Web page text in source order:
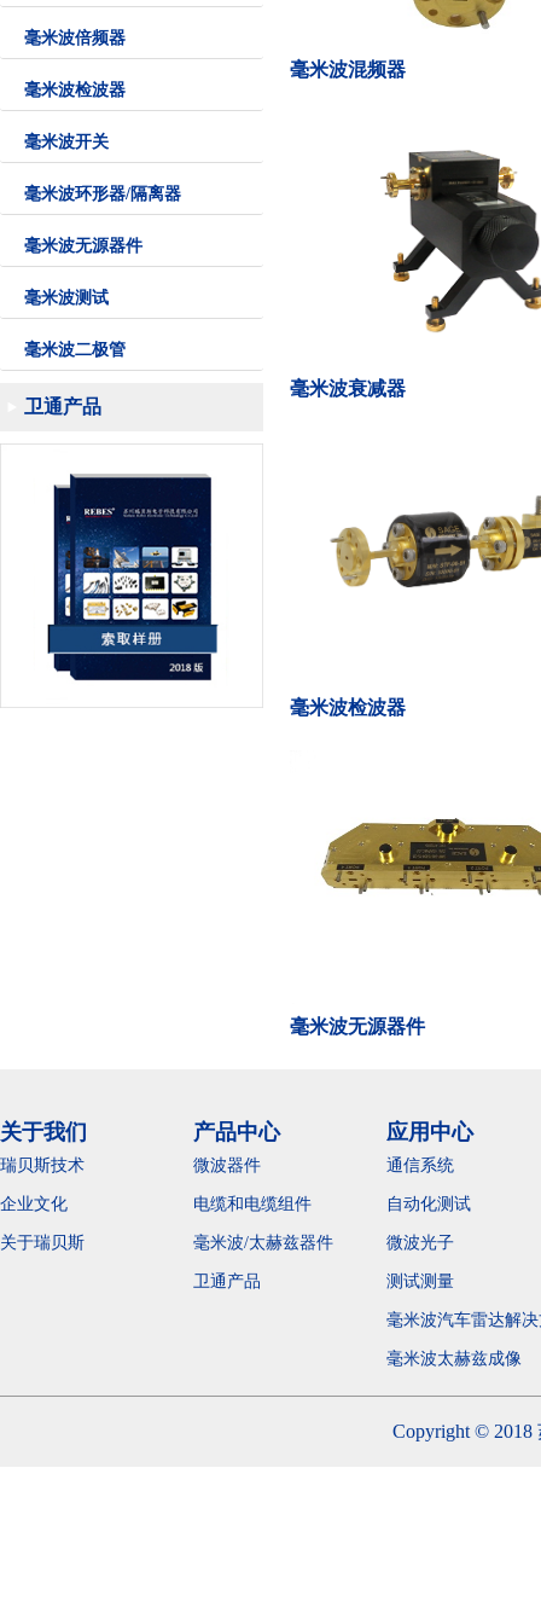
毫米波倍频器
毫米波检波器
毫米波开关
毫米波环形器/隔离器
毫米波无源器件
毫米波测试
毫米波二极管
卫通产品
毫米波混频器
毫米波衰减器
毫米波检波器
毫米波无源器件
关于我们
瑞贝斯技术
企业文化
关于瑞贝斯
产品中心
微波器件
电缆和电缆组件
毫米波/太赫兹器件
卫通产品
应用中心
通信系统
自动化测试
微波光子
测试测量
毫米波汽车雷达解
毫米波太赫兹成
Copyright ©